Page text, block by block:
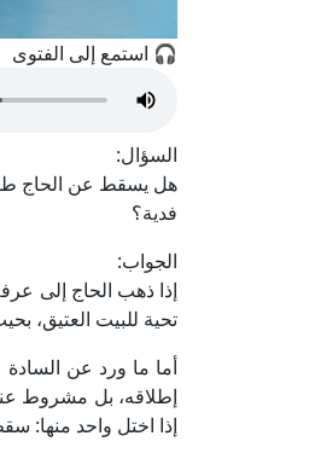
🎧 استمع إلى الفتوى
السؤال:
هل يسقط عن الحاج
فدية؟
الجواب:
إذا ذهب الحاج إلى
تحية للبيت العتيق،
أما ما ورد عن
إطلاقه، بل مشروط
إذا اختل واحد منها: